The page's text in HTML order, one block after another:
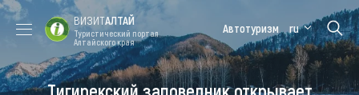
Форум VISIT
Цветение
Медицинский
Алтайская
ВИЗИТАЛТАЙ
Туристический портал
Алтайского края
Автотуризм ru